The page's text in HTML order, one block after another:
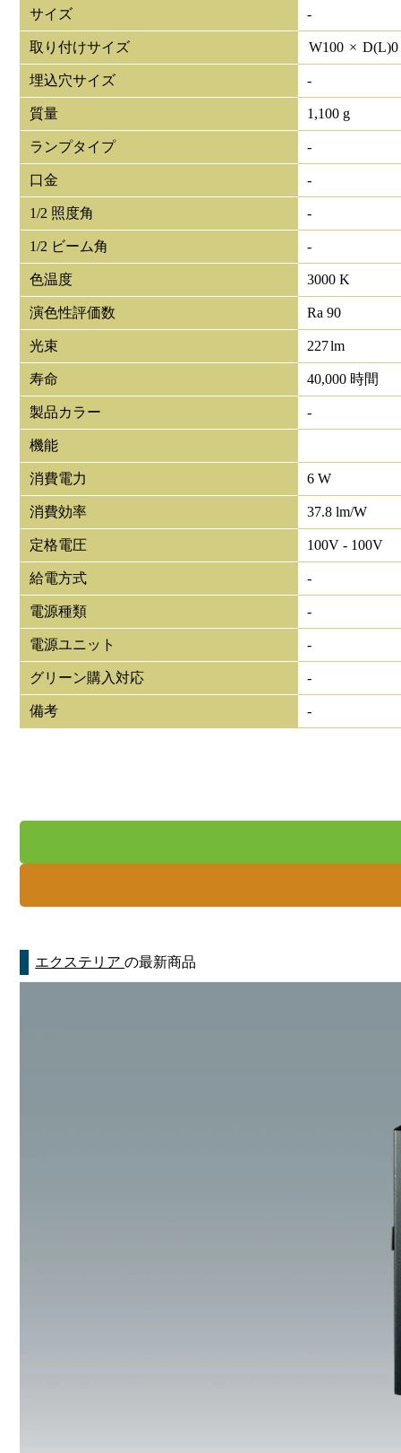
サイズ -
取り付けサイズ W100 × D(L)
埋込穴サイズ -
質量 1,100 g
ランプタイプ -
口金 -
1/2 照度角 -
1/2 ビーム角 -
色温度 3000 K
演色性評価数 Ra 90
光束 227lm
寿命 40,000 時間
製品カラー -
機能
消費電力 6 W
消費効率 37.8 lm/W
定格電圧 100V - 100V
給電方式 -
電源種類 -
電源ユニット -
グリーン購入対応 -
備考 -
エクステリアの最新商品